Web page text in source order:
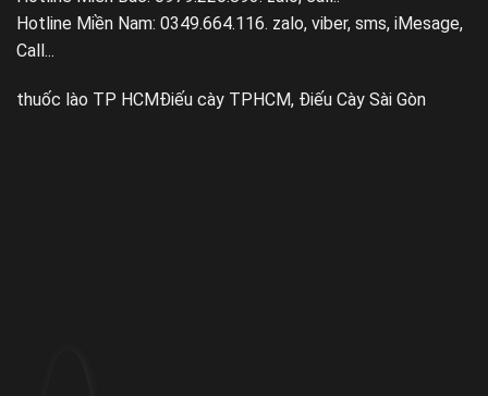
Hotline Miền Nam: 0349.664.116. zalo, viber, sms, iMesage,
Call...
thuốc lào TP HCMĐiếu cày TPHCM, Điếu Cày Sài Gòn